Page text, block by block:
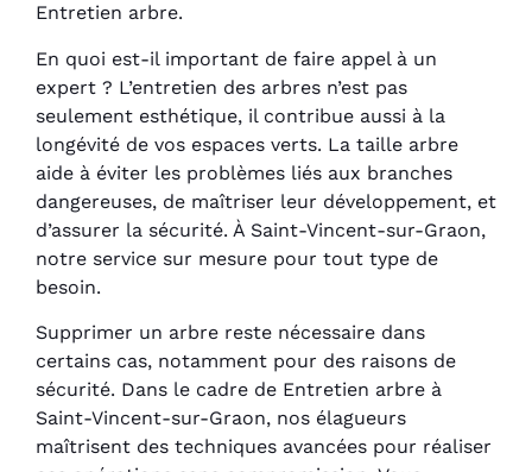
Entretien arbre.
En quoi est-il important de faire appel à un
expert ? L’entretien des arbres n’est pas
seulement esthétique, il contribue aussi à la
longévité de vos espaces verts. La taille arbre
aide à éviter les problèmes liés aux branches
dangereuses, de maîtriser leur développement, et
d’assurer la sécurité. À Saint-Vincent-sur-Graon,
notre service sur mesure pour tout type de
besoin.
Supprimer un arbre reste nécessaire dans
certains cas, notamment pour des raisons de
sécurité. Dans le cadre de Entretien arbre à
Saint-Vincent-sur-Graon, nos élagueurs
maîtrisent des techniques avancées pour réaliser